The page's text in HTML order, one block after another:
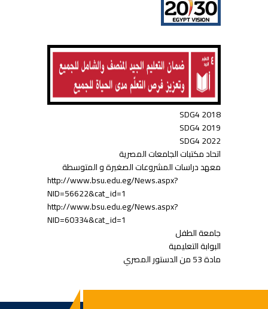
SDG4 2018
SDG4 2019
SDG4 2022
اتحاد مكتبات الجامعات المصرية
معهد دراسات المشروعات الصغيرة و المتوسطة
http://www.bsu.edu.eg/News.aspx?
NID=56622&cat_id=1
http://www.bsu.edu.eg/News.aspx?
NID=60334&cat_id=1
جامعة الطفل
البوابة التعليمية
مادة 53 من الدستور المصري